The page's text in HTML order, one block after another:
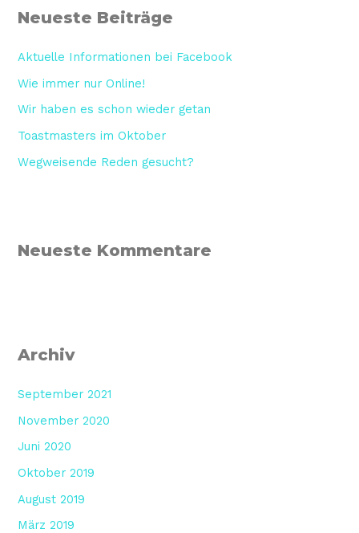
Neueste Beiträge
Aktuelle Informationen bei Facebook
Wie immer nur Online!
Wir haben es schon wieder getan
Toastmasters im Oktober
Wegweisende Reden gesucht?
Neueste Kommentare
Archiv
September 2021
November 2020
Juni 2020
Oktober 2019
August 2019
März 2019